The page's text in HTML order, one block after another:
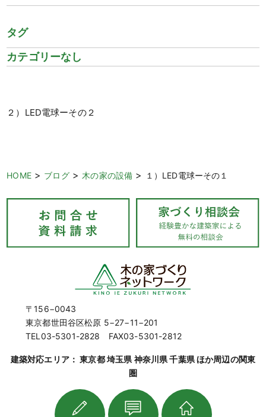
タグ
カテゴリーなし
２）LED電球ーその２
HOME> ブログ>木の家の設備 > １）LED電球ーその１
〒156−0043
東京都世田谷区松原 5−27−11−201
TEL03-5301-2828 FAX03-5301-2812
建築対応エリア： 東京都 埼玉県 神奈川県 千葉県 ほか周辺の関東
圏